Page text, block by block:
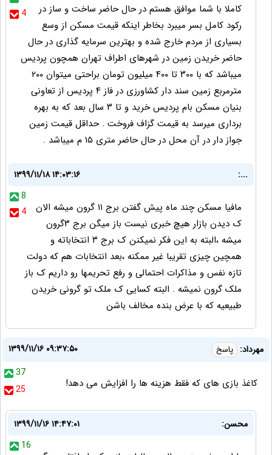
4
کاملا با شما موافق هستم در حال حاضر ساخت و ساز در
رکود کامل بسر میبرد بخاطر اینکه قیمت مسکن از وسع
بسیاری از مردم خارج شده و بهترین سرمایه گذاری در حال
حاضر خریدن زمین در شهرهای اطراف تهران همچون پردیس
میباشد که با ۳۰۰ تا ۴۰۰ میلیون تومان براحتی میتوان ۲۰۰
مترمربع زمین سند دار کشاورزی در فاز ۴ پردیس از تعاونی
بنیان مسکن بام پردیس خرید و تا ۳ سال بعد که به بهره
برداری میرسد به قیمت گزاف فروخت . حداقل قیمت زمین
جواز دار در آن محل در حال حاضر متری ۱۵ م میباشد .
...:
۱۳۹۹/۱۱/۱۸ ۱۴:۰۳:۱۶
8
4
مافیا مسکن چند ماه پیش گفتن برج ۱۱ گرون میشه الان
ک دیدن بازار هیچ خبری نیست باز میگن برج ۳گرون
میشه ،البته به این فکر نمیکنن ک برج ۳ انتخاباته و
همچین چیزی تقریبا غیر ممکنه ،بعد انتخابات هم که دولت
تازه نفس و مذاکرات احتمالی و رفع تحریمها رو داریم ک باز
ملک گرون نمیشه . البته کسایی ک ملک تو گرونی خریدن
طبیعیه که با عرض بنده مخالف باشن
مهرداد: پاسخ
۱۳۹۹/۱۱/۱۶ ۰۹:۳۷:۵۰
37
25
کاغذ بازی های که فقط هزینه ها را افزایش می دهد!
محسن:
۱۳۹۹/۱۱/۱۶ ۱۴:۴۷:۰۱
16